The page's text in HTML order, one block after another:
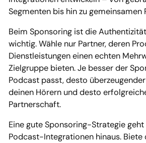
Segmenten bis hin zu gemeinsamen
Beim Sponsoring ist die
wichtig. Wähle nur Partner, deren
Dienstleistungen einen echten
Zielgruppe bieten. Je besser der
Podcast passt, desto
deinen Hörern und desto
Partnerschaft.
Eine gute Sponsoring-Strategie
Podcast-Integrationen hinaus. Biete